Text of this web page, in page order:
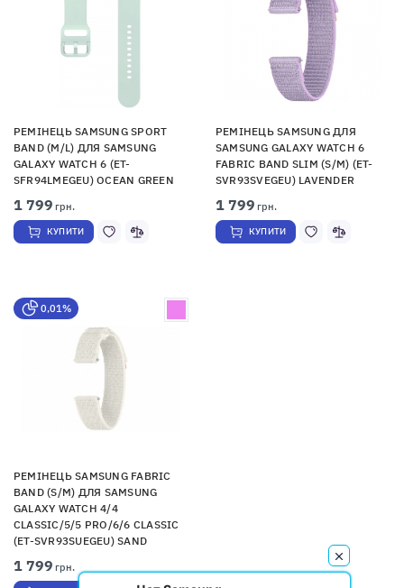
РЕМІНЕЦЬ SAMSUNG SPORT
BAND (M/L) ДЛЯ SAMSUNG
GALAXY WATCH 6 (ET-
SFR94LMEGEU) OCEAN GREEN
1 799 грн.
КУПИТИ
РЕМІНЕЦЬ SAMSUNG ДЛЯ
SAMSUNG GALAXY WATCH 6
FABRIC BAND SLIM (S/M) (ET-
SVR93SVEGEU) LAVENDER
1 799 грн.
КУПИТИ
0,01%
РЕМІНЕЦЬ SAMSUNG FABRIC
BAND (S/M) ДЛЯ SAMSUNG
GALAXY WATCH 4/4
CLASSIC/5/5 PRO/6/6 CLASSIC
(ET-SVR93SUEGEU) SAND
1 799 грн.